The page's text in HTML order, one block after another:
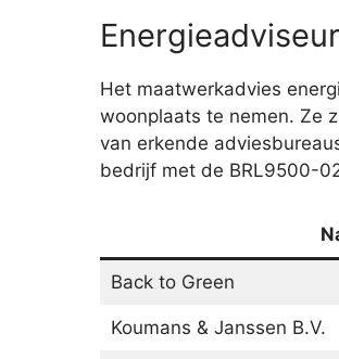
Het maatwerkadvies
woonplaats te nemen. Ze
van erkende
bedrijf met de BRL9500-
Back to Green
Koumans & Janssen B.V.